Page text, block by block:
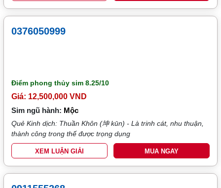
0376050999
Điểm phong thủy sim8.25/10
Giá: 12,500,000 VND
Sim ngũ hành: Mộc
Quẻ Kinh dịch: Thuần Khôn (坤 kūn) - Là trinh cát, nhu thuận,
thành công trong thế được trọng dụng
XEM LUẬN GIẢI MUA NGAY